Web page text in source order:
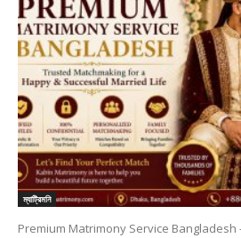
ম্যাট্রিমনি
Premium Matrimony Service Bangladesh